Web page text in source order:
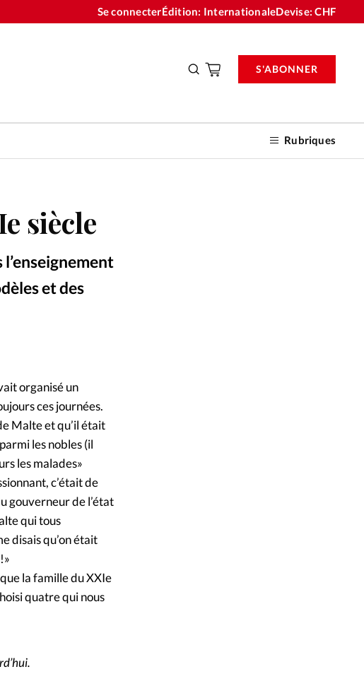
Se connecterÉdition: InternationaleDevise:CHF
Rubriques
S'ABONNER
abonnements
un don
rédaction
compte
d'adresse
contacter
siècle
et des
organisé un
ces journées.
Malte et qu’il était
les nobles (il
les malades»
c’était de
gouverneur de l’état
qui tous
disais qu’on était
la famille du XXIe
quatre qui nous